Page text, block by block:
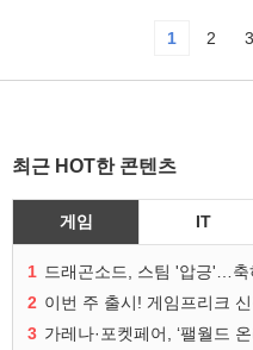
1 2 3
최근 HOT한 콘텐츠
게임 IT
1 드래곤소드, 스팀 '압긍'…
2 이번 주 출시! 게임프리크
3 가레나·포켓페어, ‘팰월드